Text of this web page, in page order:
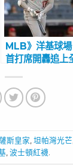
MLB》洋基球場
首打席開轟追上
美
斯皇家 ,坦帕灣光芒
,波士頓紅襪